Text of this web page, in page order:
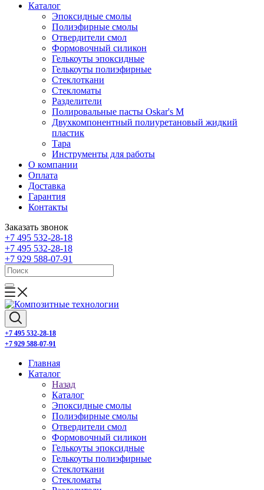
Каталог
Эпоксидные смолы
Полиэфирные смолы
Отвердители смол
Формовочный силикон
Гелькоуты эпоксидные
Гелькоуты полиэфирные
Стеклоткани
Стекломаты
Разделители
Полировальные пасты Oskar's M
Двухкомпонентный полиуретановый жидкий
пластик
Тара
Инструменты для работы
О компании
Оплата
Доставка
Гарантия
Контакты
Заказать звонок
+7 495 532-28-18
+7 495 532-28-18
+7 929 588-07-91
+7 495 532-28-18
+7 929 588-07-91
Главная
Каталог
Назад
Каталог
Эпоксидные смолы
Полиэфирные смолы
Отвердители смол
Формовочный силикон
Гелькоуты эпоксидные
Гелькоуты полиэфирные
Стеклоткани
Стекломаты